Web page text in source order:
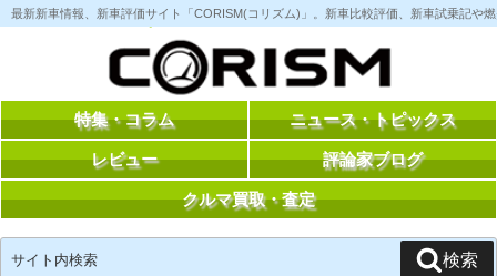
コ
ン
へ
最新新車情報、新車評価サイト「CORISM(コリズム)」。新車比較評価、新車試乗記や
特集・コラム ニュース・トピックス
レビュー 評論家ブログ
クルマ買取・査定
索:
検索